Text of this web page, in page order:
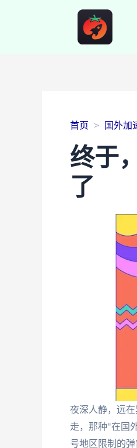
首页 国外加
终于
了
夜深人静，远
走，那种"在国
号地区限制的